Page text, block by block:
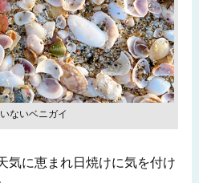
ないベニガイ
気に恵まれ日焼けに気を付け